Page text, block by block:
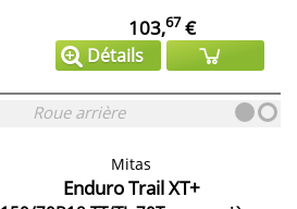
103,67€
Détails
Roue arrière
Mitas
Enduro Trail XT+